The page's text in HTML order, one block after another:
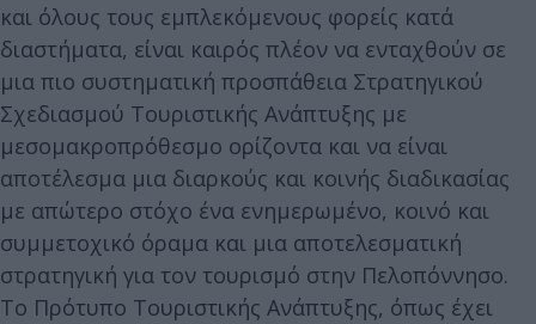
και όλους τους εμπλεκόμενους φορείς κατά
διαστήματα, είναι καιρός πλέον να ενταχθούν σε
μια πιο συστηματική προσπάθεια Στρατηγικού
Σχεδιασμού Τουριστικής Ανάπτυξης με
μεσομακροπρόθεσμο ορίζοντα και να είναι
αποτέλεσμα μια διαρκούς και κοινής διαδικασίας
με απώτερο στόχο ένα ενημερωμένο, κοινό και
συμμετοχικό όραμα και μια αποτελεσματική
στρατηγική για τον τουρισμό στην Πελοπόννησο.
Το Πρότυπο Τουριστικής Ανάπτυξης, όπως έχει